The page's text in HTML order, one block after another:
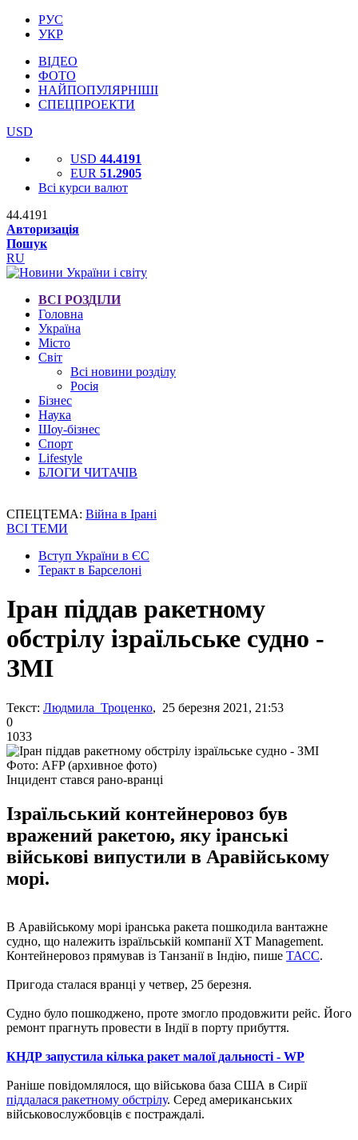
РУС
УКР
ВІДЕО
ФОТО
НАЙПОПУЛЯРНІШІ
СПЕЦПРОЕКТИ
USD
USD 44.4191
EUR 51.2905
Всі курси валют
44.4191
Авторизація
Пошук
RU
ВСІ РОЗДІЛИ
Головна
Україна
Місто
Світ
Всі новини розділу
Росія
Бізнес
Наука
Шоу-бізнес
Спорт
Lifestyle
БЛОГИ ЧИТАЧІВ
СПЕЦТЕМА: Війна в Ірані
ВСІ ТЕМИ
Вступ України в ЄС
Теракт в Барселоні
Іран піддав ракетному
обстрілу ізраїльське судно -
ЗМІ
Текст: Людмила Троценко, 25 березня 2021, 21:53
0
1033
Фото: AFP (архивное фото)
Інцидент стався рано-вранці
Ізраїльський контейнеровоз був
вражений ракетою, яку іранські
військові випустили в Аравійському
морі.
В Аравійському морі іранська ракета пошкодила вантажне
судно, що належить ізраїльській компанії XT Management.
Контейнеровоз прямував із Танзанії в Індію, пише ТАСС.
Пригода сталася вранці у четвер, 25 березня.
Судно було пошкоджено, проте змогло продовжити рейс. Його
ремонт прагнуть провести в Індії в порту прибуття.
КНДР запустила кілька ракет малої дальності - WP
Раніше повідомлялося, що військова база США в Сирії
піддалася ракетному обстрілу. Серед американських
військовослужбовців є постраждалі.